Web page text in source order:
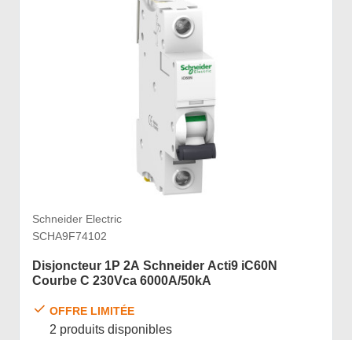
Schneider Electric
SCHA9F74102
Disjoncteur 1P 2A Schneider Acti9 iC60N
Courbe C 230Vca 6000A/50kA
OFFRE LIMITÉE
2 produits disponibles